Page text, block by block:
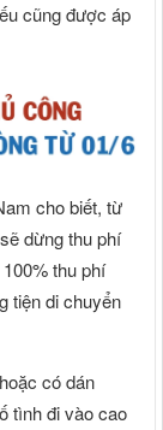
cũng được áp
cho biết, từ
dừng thu phí
thu phí
tiện di chuyển
có dán
tình đi vào cao